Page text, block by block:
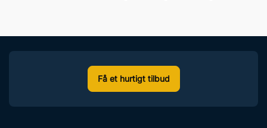
Få et hurtigt tilbud